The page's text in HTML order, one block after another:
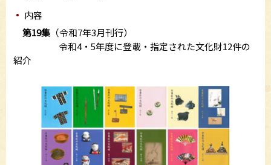
内容
第19集 （令和7年3月刊行）
令和4・5年度に登載・指定された文化財12件の
紹介